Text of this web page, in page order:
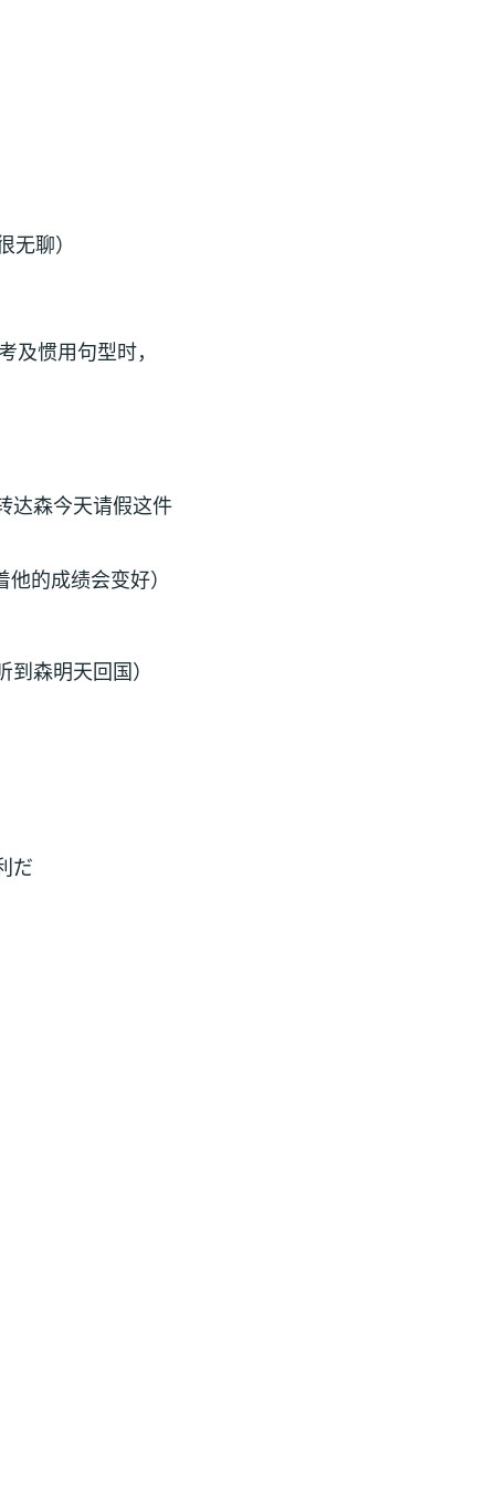
聊）
惯用句型时，
达森今天请假这件
的成绩会变好）
森明天回国）
だ